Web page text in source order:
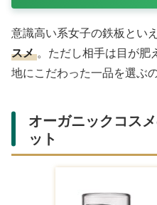
意識高い系女子の鉄板とい
スメ 。ただし相手は目が肥
地にこだわった一品を選ぶ
オーガニックコス
ット